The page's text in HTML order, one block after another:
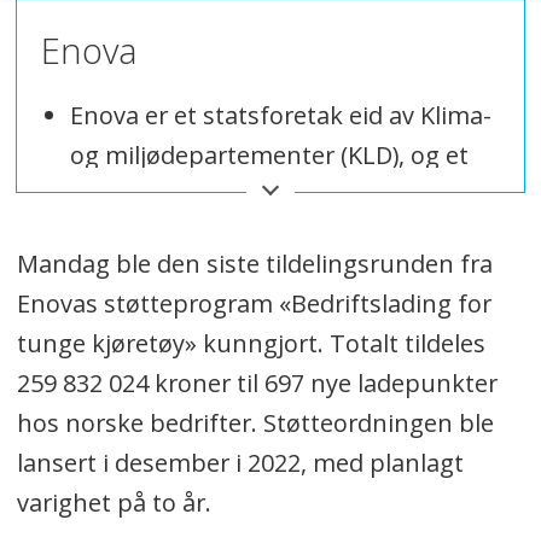
Enova
Enova er et statsforetak eid av Klima-
og miljødepartementer (KLD), og et
verktøy i omstillingen av Norge.
For bedrifter bidrar økonomisk støtte
til å senke risikoen forbundet med å
utvikle og ta i bruk nye teknologier
og løsninger.
Målet er at, etter hvert som markedet
får erfaring med den nye
Mandag ble den siste tildelingsrunden fra
Enovas støtteprogram «Bedriftslading for
tunge kjøretøy» kunngjort. Totalt tildeles
259 832 024 kroner til 697 nye ladepunkter
hos norske bedrifter. Støtteordningen ble
lansert i desember i 2022, med planlagt
varighet på to år.